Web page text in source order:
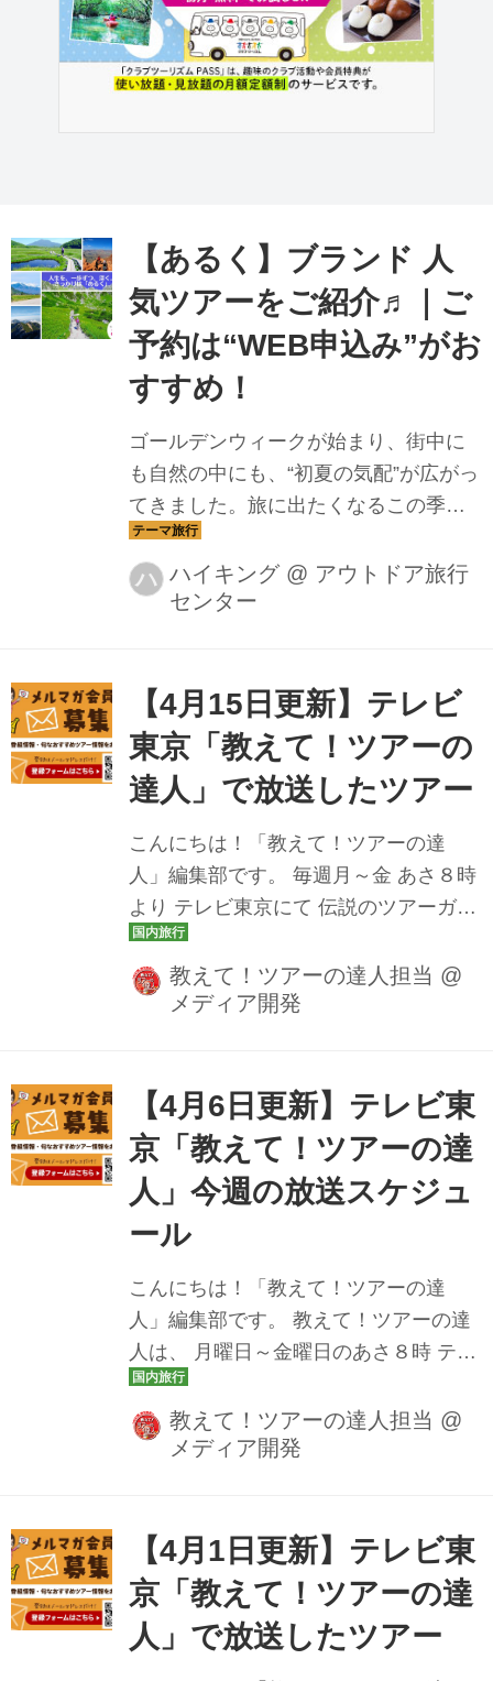
【あるく】ブランド 人
気ツアーをご紹介♬｜ご
予約は“WEB申込み”がお
すすめ！
ゴールデンウィークが始まり、街中に
も自然の中にも、“初夏の気配”が広がっ
てきました。旅に出たくなるこの季
節、皆さまはいかがお過ごしでしょう
か。 私たち【あるく】ブランドのツア
ーも、四季折々それぞれの季節にぴっ
は、いつでもスムーズにお申込みいた
だけるWEB予約がおすすめ✨ この記事
では、WEB予約のメリットと、登山・
ハイク・サイクリング・まちあるきの
予約が便利な理由 1. 24時間いつでも申
し込み可（最大のメリット） 早朝でも
夜でも、思い立った瞬間に予約できる
ハ ハイキング @ アウトドア旅行
センター
【4月15日更新】テレビ
東京「教えて！ツアーの
達人」で放送したツアー
こんにちは！「教えて！ツアーの達
人」編集部です。 毎週月～金 あさ８時
より テレビ東京にて 伝説のツアーガイ
ド 路子とともにイマ行くべき旅や楽し
み方をご案内しております！ 先週は毎
年人気の長岡花火ツアーや、ねぶた祭
ーの達人では、YouTube公式チャンネ
ルにて放送した番組動画も公開してお
ります。 楽しみにしていたあのツアー
の放送を見逃しても安心です♪ ぜひチェ
ックしてみてくださいね。 4月6日
帆楼本店で食すふぐ会席 北九州・山口
ぐるっと周遊美食旅２日間 ＞[番組スペ
シャルプラン...
教えて！ツアーの達人担当 @
メディア開発
【4月6日更新】テレビ東
京「教えて！ツアーの達
人」今週の放送スケジュ
ール
こんにちは！「教えて！ツアーの達
人」編集部です。 教えて！ツアーの達
人は、 月曜日～金曜日のあさ８時 テレ
ビ東京にて放送中です♪ 今週の放送スケ
ジュールをツアー情報とともにお届け
いたします。 どんなツアーが登場する
迎！下関春帆楼本店で食すフグ会席 北
九州・山口ぐるっと周遊美食旅２日間
＞[番組スペシャルプラン]下関の春帆楼
本店で食すふぐ会席 北九州･山口ぐるっ
教えて！ツアーの達人担当 @
メディア開発
【4月1日更新】テレビ東
京「教えて！ツアーの達
人」で放送したツアー